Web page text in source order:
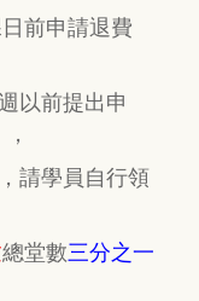
前申請退費
以前提出申
請學員自行領
總堂數三分之一